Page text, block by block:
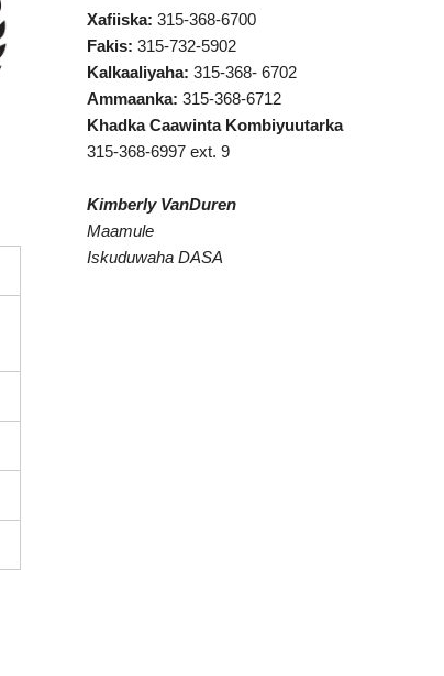
Xafiiska: 315-368-6700
Fakis: 315-732-5902
Kalkaaliyaha: 315-368- 6702
Ammaanka: 315-368-6712
Khadka Caawinta Kombiyuutarka
315-368-6997 ext. 9
Kimberly VanDuren
Maamule
Iskuduwaha DASA
cusub)